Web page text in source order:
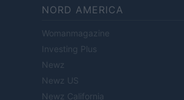
NORD AMERICA
Womanmagazine
Investing Plus
Newz
Newz US
Newz California